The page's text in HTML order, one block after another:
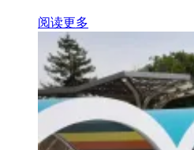
阅读更多